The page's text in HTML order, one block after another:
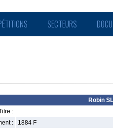
SECTEURS
Robin
:
:
1884 F